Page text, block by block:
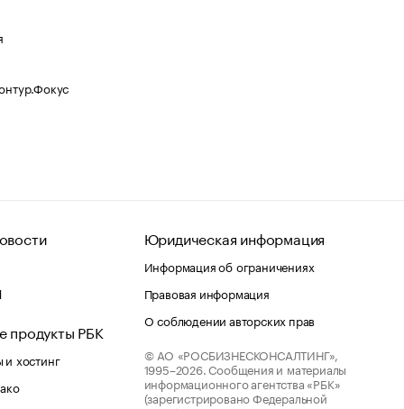
продукты РБК
хостинг
Юридическая информация
Информация об ограничениях
Правовая информация
О соблюдении авторских прав
© АО «РОСБИЗНЕСКОНСАЛТИНГ»,
1995–2026. Сообщения и материалы
информационного агентства «РБК»
(зарегистрировано Федеральной